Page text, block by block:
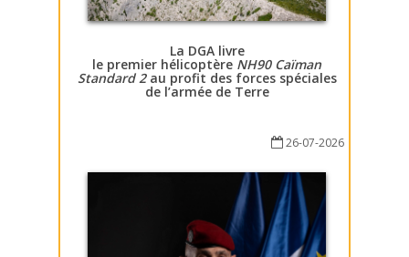
La DGA livre
le premier hélicoptère NH90 Caïman
Standard 2au profit des forces spéciales
de l’armée de Terre
26-07-2026